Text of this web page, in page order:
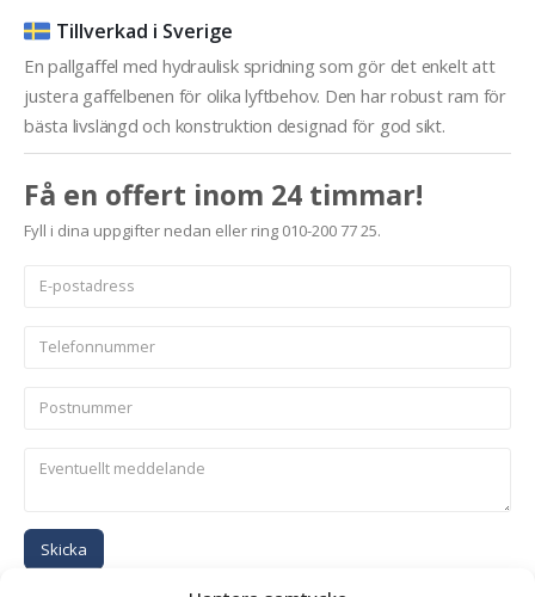
Tillverkad i Sverige
En pallgaffel med hydraulisk spridning som gör det enkelt att
justera gaffelbenen för olika lyftbehov. Den har robust ram för
bästa livslängd och konstruktion designad för god sikt.
Få en offert inom 24 timmar!
Fyll i dina uppgifter nedan eller ring 010-200 77 25.
Skicka